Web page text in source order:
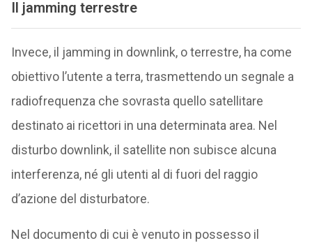
Il jamming terrestre
Invece, il jamming in downlink, o terrestre, ha come
obiettivo l’utente a terra, trasmettendo un segnale a
radiofrequenza che sovrasta quello satellitare
destinato ai ricettori in una determinata area. Nel
disturbo downlink, il satellite non subisce alcuna
interferenza, né gli utenti al di fuori del raggio
d’azione del disturbatore.
Nel documento di cui è venuto in possesso il